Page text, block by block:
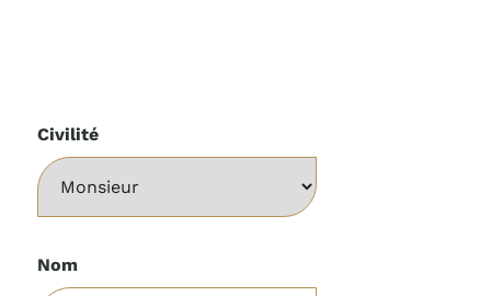
Civilité
Nom